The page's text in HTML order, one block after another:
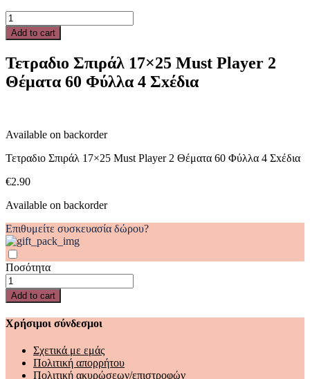
Τετραδιο
Σπιράλ
17x25
Player
2
Θέματα
4
Σxέδια
quantity
Add to cart
Τετραδιο Σπιράλ 17×25 Must Player 2
Θέματα 60 Φύλλα 4 Σxέδια
Available on backorder
Τετραδιο Σπιράλ 17×25 Must Player 2 Θέματα 60 Φύλλα 4 Σxέδια
€2.90
Available on backorder
Επιθυμείτε συσκευασία δώρου?
Ποσότητα
Τετραδιο
Σπιράλ
17x25
Must
Player
Θέματα
Add to cart
Χρήσιμοι σύνδεσμοι
Σχετικά με εμάς
Πολιτική απορρήτου
Πολιτική ακυρώσεων/επιστροφών